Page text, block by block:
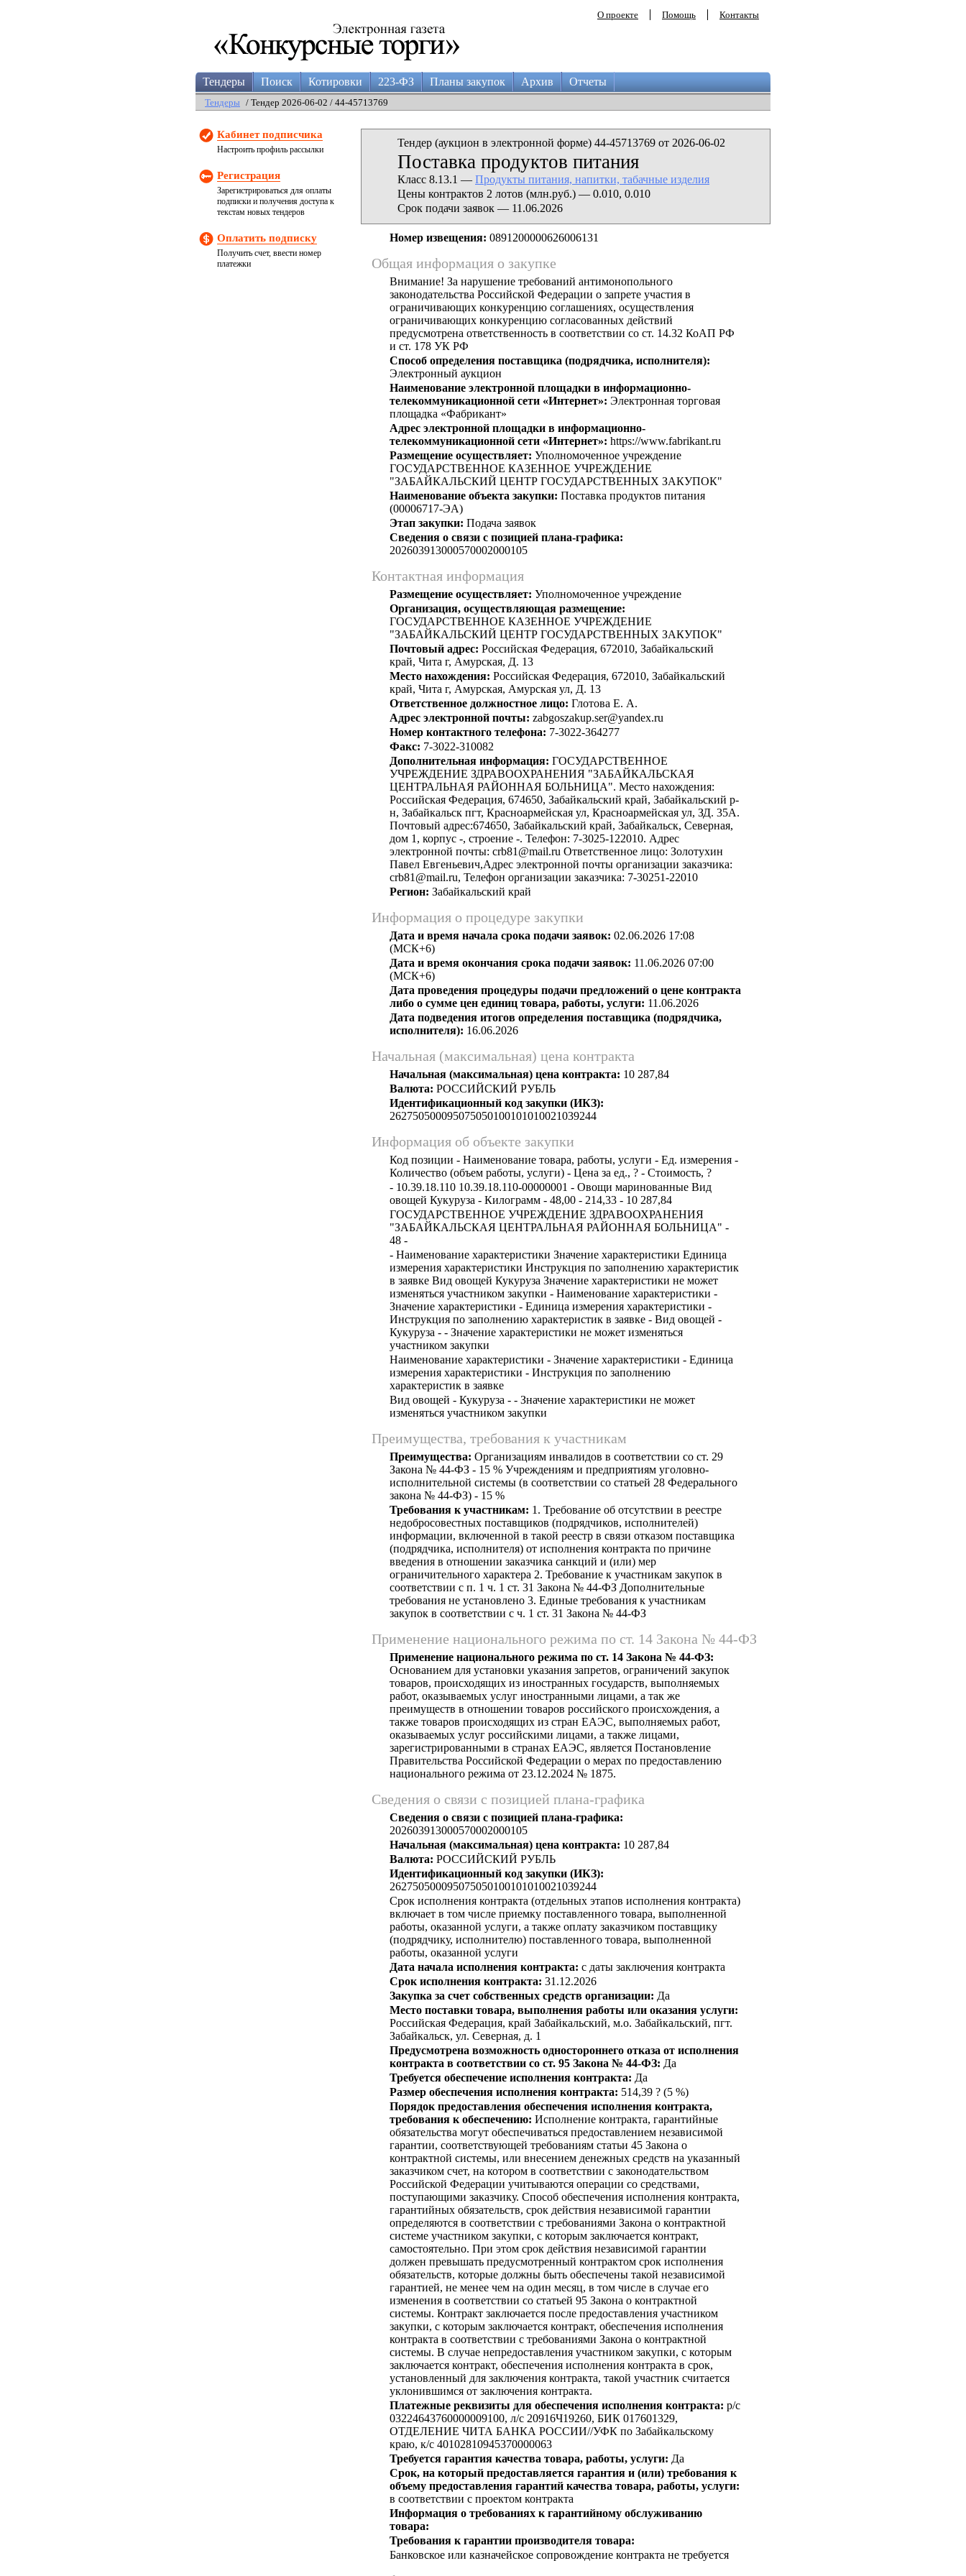
О проекте Помощь Контакты
Тендеры Поиск Котировки 223-ФЗ Планы закупок Архив Отчеты
Тендеры / Тендер 2026-06-02 / 44-45713769
Кабинет подписчика
Настроить профиль рассылки
Регистрация
Зарегистрироваться для оплаты
подписки и получения доступа к
текстам новых тендеров
Оплатить подписку
Получить счет, ввести номер
платежки
Тендер (аукцион в электронной форме) 44-45713769 от 2026-06-02
Поставка продуктов питания
Класс 8.13.1 — Продукты питания, напитки, табачные изделия
Цены контрактов 2 лотов (млн.руб.) — 0.010, 0.010
Срок подачи заявок — 11.06.2026
Номер извещения: 0891200000626006131
Общая информация о закупке
Внимание! За нарушение требований антимонопольного
законодательства Российской Федерации о запрете участия в
ограничивающих конкуренцию соглашениях, осуществления
ограничивающих конкуренцию согласованных действий
предусмотрена ответственность в соответствии со ст. 14.32 КоАП РФ
и ст. 178 УК РФ
Способ определения поставщика (подрядчика, исполнителя):
Электронный аукцион
Наименование электронной площадки в информационно-
телекоммуникационной сети «Интернет»: Электронная торговая
площадка «Фабрикант»
Адрес электронной площадки в информационно-
телекоммуникационной сети «Интернет»: https://www.fabrikant.ru
Размещение осуществляет: Уполномоченное учреждение
ГОСУДАРСТВЕННОЕ КАЗЕННОЕ УЧРЕЖДЕНИЕ
"ЗАБАЙКАЛЬСКИЙ ЦЕНТР ГОСУДАРСТВЕННЫХ ЗАКУПОК"
Наименование объекта закупки: Поставка продуктов питания
(00006717-ЭА)
Этап закупки: Подача заявок
Сведения о связи с позицией плана-графика:
202603913000570002000105
Контактная информация
Размещение осуществляет: Уполномоченное учреждение
Организация, осуществляющая размещение:
ГОСУДАРСТВЕННОЕ КАЗЕННОЕ УЧРЕЖДЕНИЕ
"ЗАБАЙКАЛЬСКИЙ ЦЕНТР ГОСУДАРСТВЕННЫХ ЗАКУПОК"
Почтовый адрес: Российская Федерация, 672010, Забайкальский
край, Чита г, Амурская, Д. 13
Место нахождения: Российская Федерация, 672010, Забайкальский
край, Чита г, Амурская, Амурская ул, Д. 13
Ответственное должностное лицо: Глотова Е. А.
Адрес электронной почты: zabgoszakup.ser@yandex.ru
Номер контактного телефона: 7-3022-364277
Факс: 7-3022-310082
Дополнительная информация: ГОСУДАРСТВЕННОЕ
УЧРЕЖДЕНИЕ ЗДРАВООХРАНЕНИЯ "ЗАБАЙКАЛЬСКАЯ
ЦЕНТРАЛЬНАЯ РАЙОННАЯ БОЛЬНИЦА". Место нахождения:
Российская Федерация, 674650, Забайкальский край, Забайкальский р-
н, Забайкальск пгт, Красноармейская ул, Красноармейская ул, ЗД. 35А.
Почтовый адрес:674650, Забайкальский край, Забайкальск, Северная,
дом 1, корпус -, строение -. Телефон: 7-3025-122010. Адрес
электронной почты: crb81@mail.ru Ответственное лицо: Золотухин
Павел Евгеньевич,Адрес электронной почты организации заказчика:
crb81@mail.ru, Телефон организации заказчика: 7-30251-22010
Регион: Забайкальский край
Информация о процедуре закупки
Дата и время начала срока подачи заявок: 02.06.2026 17:08
(МСК+6)
Дата и время окончания срока подачи заявок: 11.06.2026 07:00
(МСК+6)
Дата проведения процедуры подачи предложений о цене контракта
либо о сумме цен единиц товара, работы, услуги: 11.06.2026
Дата подведения итогов определения поставщика (подрядчика,
исполнителя): 16.06.2026
Начальная (максимальная) цена контракта
Начальная (максимальная) цена контракта: 10 287,84
Валюта: РОССИЙСКИЙ РУБЛЬ
Идентификационный код закупки (ИКЗ):
262750500095075050100101010021039244
Информация об объекте закупки
Код позиции - Наименование товара, работы, услуги - Ед. измерения -
Количество (объем работы, услуги) - Цена за ед., ? - Стоимость, ?
- 10.39.18.110 10.39.18.110-00000001 - Овощи маринованные Вид
овощей Кукуруза - Килограмм - 48,00 - 214,33 - 10 287,84
ГОСУДАРСТВЕННОЕ УЧРЕЖДЕНИЕ ЗДРАВООХРАНЕНИЯ
"ЗАБАЙКАЛЬСКАЯ ЦЕНТРАЛЬНАЯ РАЙОННАЯ БОЛЬНИЦА" -
48 -
- Наименование характеристики Значение характеристики Единица
измерения характеристики Инструкция по заполнению характеристик
в заявке Вид овощей Кукуруза Значение характеристики не может
изменяться участником закупки - Наименование характеристики -
Значение характеристики - Единица измерения характеристики -
Инструкция по заполнению характеристик в заявке - Вид овощей -
Кукуруза - - Значение характеристики не может изменяться
участником закупки
Наименование характеристики - Значение характеристики - Единица
измерения характеристики - Инструкция по заполнению
характеристик в заявке
Вид овощей - Кукуруза - - Значение характеристики не может
изменяться участником закупки
Преимущества, требования к участникам
Преимущества: Организациям инвалидов в соответствии со ст. 29
Закона № 44-ФЗ - 15 % Учреждениям и предприятиям уголовно-
исполнительной системы (в соответствии со статьей 28 Федерального
закона № 44-ФЗ) - 15 %
Требования к участникам: 1. Требование об отсутствии в реестре
недобросовестных поставщиков (подрядчиков, исполнителей)
информации, включенной в такой реестр в связи отказом поставщика
(подрядчика, исполнителя) от исполнения контракта по причине
введения в отношении заказчика санкций и (или) мер
ограничительного характера 2. Требование к участникам закупок в
соответствии с п. 1 ч. 1 ст. 31 Закона № 44-ФЗ Дополнительные
требования не установлено 3. Единые требования к участникам
закупок в соответствии с ч. 1 ст. 31 Закона № 44-ФЗ
Применение национального режима по ст. 14 Закона № 44-ФЗ
Применение национального режима по ст. 14 Закона № 44-ФЗ:
Основанием для установки указания запретов, ограничений закупок
товаров, происходящих из иностранных государств, выполняемых
работ, оказываемых услуг иностранными лицами, а так же
преимуществ в отношении товаров российского происхождения, а
также товаров происходящих из стран ЕАЭС, выполняемых работ,
оказываемых услуг российскими лицами, а также лицами,
зарегистрированными в странах ЕАЭС, является Постановление
Правительства Российской Федерации о мерах по предоставлению
национального режима от 23.12.2024 № 1875.
Сведения о связи с позицией плана-графика
Сведения о связи с позицией плана-графика:
202603913000570002000105
Начальная (максимальная) цена контракта: 10 287,84
Валюта: РОССИЙСКИЙ РУБЛЬ
Идентификационный код закупки (ИКЗ):
262750500095075050100101010021039244
Срок исполнения контракта (отдельных этапов исполнения контракта)
включает в том числе приемку поставленного товара, выполненной
работы, оказанной услуги, а также оплату заказчиком поставщику
(подрядчику, исполнителю) поставленного товара, выполненной
работы, оказанной услуги
Дата начала исполнения контракта: с даты заключения контракта
Срок исполнения контракта: 31.12.2026
Закупка за счет собственных средств организации: Да
Место поставки товара, выполнения работы или оказания услуги:
Российская Федерация, край Забайкальский, м.о. Забайкальский, пгт.
Забайкальск, ул. Северная, д. 1
Предусмотрена возможность одностороннего отказа от исполнения
контракта в соответствии со ст. 95 Закона № 44-ФЗ: Да
Требуется обеспечение исполнения контракта: Да
Размер обеспечения исполнения контракта: 514,39 ? (5 %)
Порядок предоставления обеспечения исполнения контракта,
требования к обеспечению: Исполнение контракта, гарантийные
обязательства могут обеспечиваться предоставлением независимой
гарантии, соответствующей требованиям статьи 45 Закона о
контрактной системы, или внесением денежных средств на указанный
заказчиком счет, на котором в соответствии с законодательством
Российской Федерации учитываются операции со средствами,
поступающими заказчику. Способ обеспечения исполнения контракта,
гарантийных обязательств, срок действия независимой гарантии
определяются в соответствии с требованиями Закона о контрактной
системе участником закупки, с которым заключается контракт,
самостоятельно. При этом срок действия независимой гарантии
должен превышать предусмотренный контрактом срок исполнения
обязательств, которые должны быть обеспечены такой независимой
гарантией, не менее чем на один месяц, в том числе в случае его
изменения в соответствии со статьей 95 Закона о контрактной
системы. Контракт заключается после предоставления участником
закупки, с которым заключается контракт, обеспечения исполнения
контракта в соответствии с требованиями Закона о контрактной
системы. В случае непредоставления участником закупки, с которым
заключается контракт, обеспечения исполнения контракта в срок,
установленный для заключения контракта, такой участник считается
уклонившимся от заключения контракта.
Платежные реквизиты для обеспечения исполнения контракта: p/c
03224643760000009100, л/c 20916Ч19260, БИК 017601329,
ОТДЕЛЕНИЕ ЧИТА БАНКА РОССИИ//УФК по Забайкальскому
краю, к/c 40102810945370000063
Требуется гарантия качества товара, работы, услуги: Да
Срок, на который предоставляется гарантия и (или) требования к
объему предоставления гарантий качества товара, работы, услуги:
в соответствии с проектом контракта
Информация о требованиях к гарантийному обслуживанию
товара:
Требования к гарантии производителя товара:
Банковское или казначейское сопровождение контракта не требуется